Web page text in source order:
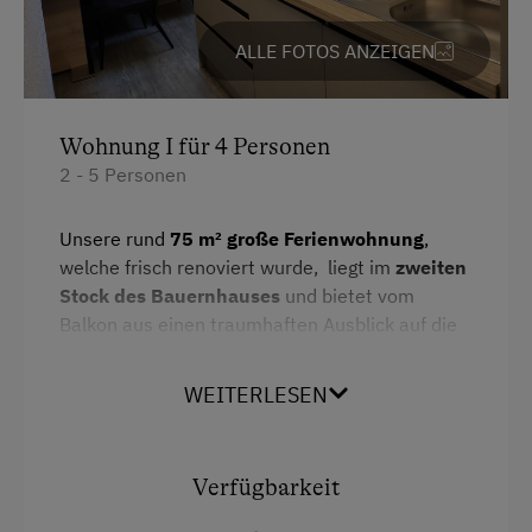
Wandern
Wellnessangebote
Infrarotkabine
Infrarotwärmekabine
Waschmaschine im Keller
Geführte Bergtour
Kaffeemaschine
Bettwäsche
Haupthaus
Doppelbett (Kingsize)
Einzelbett
ALLE FOTOS ANZEIGEN
Wohnung I für 4 Personen
2 - 5 Personen
Unsere rund 75 m² große Ferienwohnung,
welche frisch renoviert wurde, liegt im zweiten
Stock des Bauernhauses und bietet vom
Balkon aus einen traumhaften Ausblick auf die
.
Dusche/WCsowie
WEITERLESEN
Verfügbarkeit